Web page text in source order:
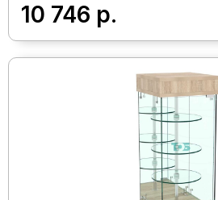
10 746 р.